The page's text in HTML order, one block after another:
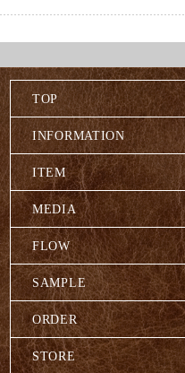
TOP
INFORMATION
ITEM
MEDIA
FLOW
SAMPLE
ORDER
STORE